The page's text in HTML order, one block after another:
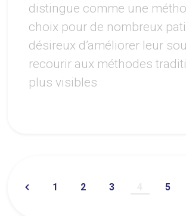
distingue comme une
choix pour de nombreux
désireux d’améliorer leur
recourir aux méthodes
plus visibles
1 2 3 5